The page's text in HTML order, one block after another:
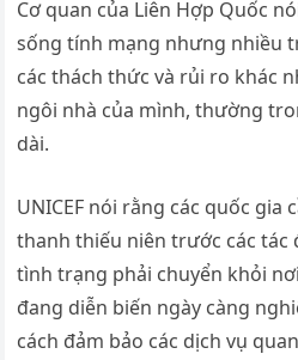
Cơ quan của Liên Hợp Quốc
sống tính mạng nhưng nhiều
các thách thức và rủi ro khác
ngôi nhà của mình, thường
dài.
UNICEF nói rằng các quốc gia
thanh thiếu niên trước các tác
tình trạng phải chuyển khỏi
đang diễn biến ngày càng
cách đảm bảo các dịch vụ